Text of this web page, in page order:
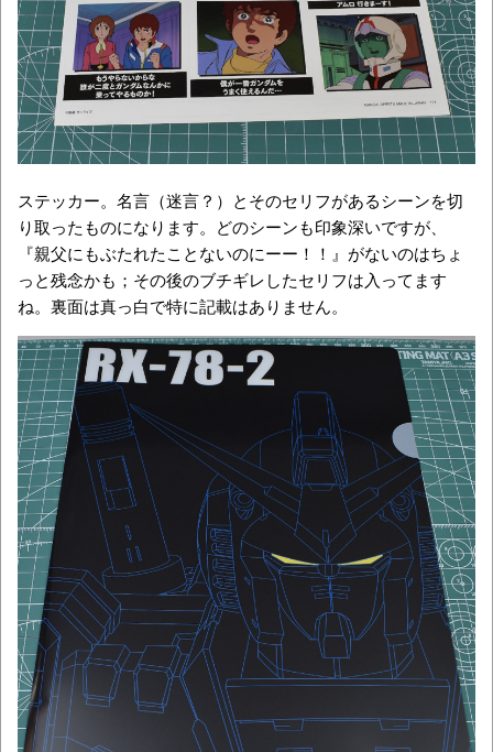
ステッカー。名言（迷言？）とそのセリフがあるシーンを切
り取ったものになります。どのシーンも印象深いですが、
『親父にもぶたれたことないのにーー！！』がないのはちょ
っと残念かも；その後のブチギレしたセリフは入ってます
ね。裏面は真っ白で特に記載はありません。